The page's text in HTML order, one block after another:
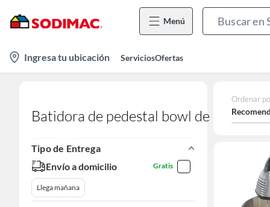
Menú
location-
icon
Ingresa tu ubicación ServiciosOfertas
Batidora de pedestal bowl de 473
Tipo de Entrega
Envío a domicilio
Gratis
Llega mañana
Ordenar